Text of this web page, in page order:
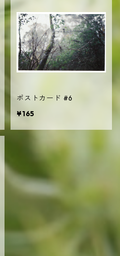
ポストカード #6
¥165